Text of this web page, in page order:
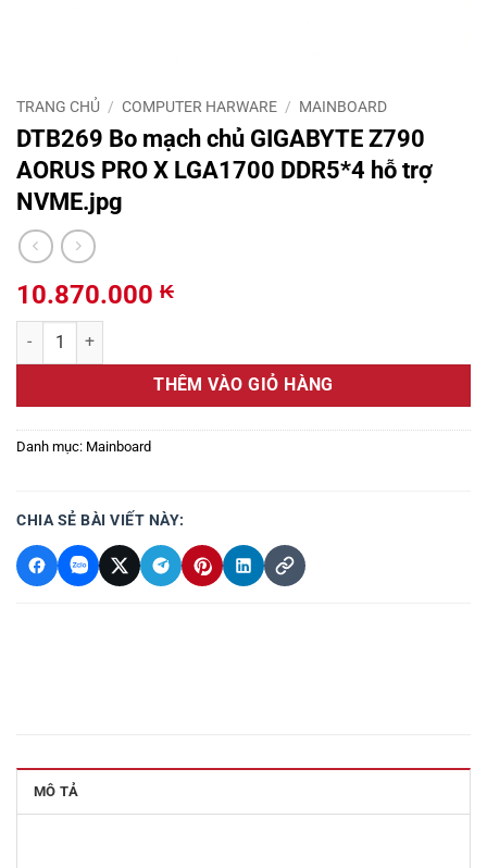
TRANG CHỦ / COMPUTER HARWARE / MAINBOARD
DTB269 Bo mạch chủ GIGABYTE Z790
AORUS PRO X LGA1700 DDR5*4 hỗ trợ
NVME.jpg
10.870.000 ₭
DTB269 Bo mạch chủ GIGABYTE Z790 AORUS PRO X LGA1700
THÊM VÀO GIỎ HÀNG
Danh mục: Mainboard
CHIA SẺ BÀI VIẾT NÀY:
MÔ TẢ